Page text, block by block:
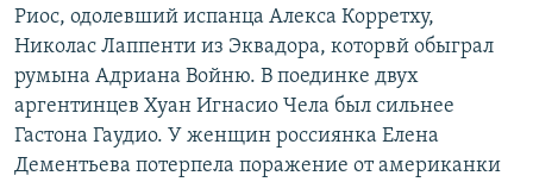
Риос, одолевший испанца Алекса Корретху,
Николас Лаппенти из Эквадора, которвй обыграл
румына Адриана Войню. В поединке двух
аргентинцев Хуан Игнасио Чела был сильнее
Гастона Гаудио. У женщин россиянка Елена
Дементьева потерпела поражение от американки